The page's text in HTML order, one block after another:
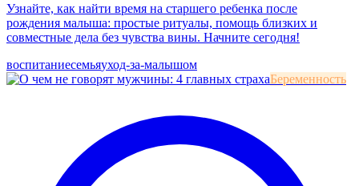
Узнайте, как найти время на старшего ребенка после
рождения малыша: простые ритуалы, помощь близких и
совместные дела без чувства вины. Начните сегодня!
воспитаниесемьяуход-за-малышом
Беременность